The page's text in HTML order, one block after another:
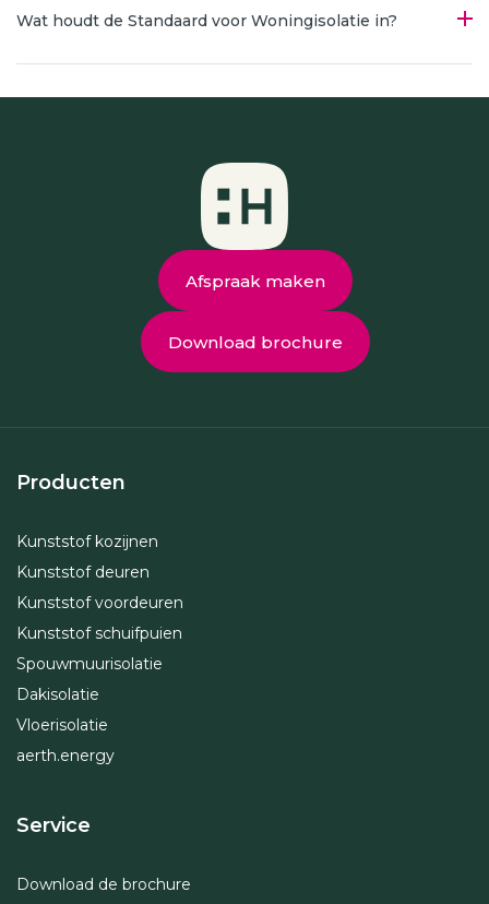
Wat houdt de Standaard voor Woningisolatie in?
Afspraak maken
Download brochure
Producten
Kunststof kozijnen
Kunststof deuren
Kunststof voordeuren
Kunststof schuifpuien
Spouwmuurisolatie
Dakisolatie
Vloerisolatie
aerth.energy
Service
Download de brochure